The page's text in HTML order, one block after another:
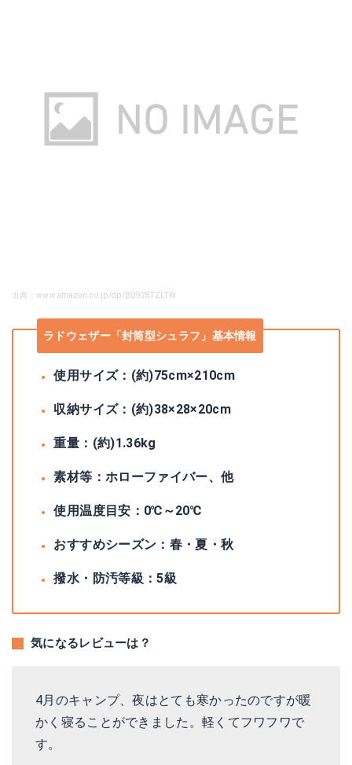
出典：www.amazon.co.jp/dp/B0928TZLTW
ラドウェザー「封筒型シュラフ」基本情報
使用サイズ：(約)75cm×210cm
収納サイズ：(約)38×28×20cm
重量：(約)1.36kg
素材等：ホローファイバー、他
使用温度目安：0℃～20℃
おすすめシーズン：春・夏・秋
撥水・防汚等級：5級
気になるレビューは？
4月のキャンプ、夜はとても寒かったのですが暖
かく寝ることができました。軽くてフワフワで
す。